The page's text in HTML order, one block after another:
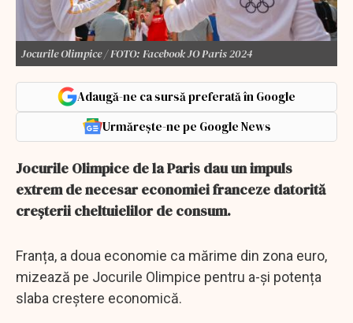
Jocurile Olimpice / FOTO: Facebook JO Paris 2024
Adaugă-ne ca sursă preferată în Google
Urmărește-ne pe Google News
Jocurile Olimpice de la Paris dau un impuls
extrem de necesar economiei franceze datorită
creșterii cheltuielilor de consum.
Franța, a doua economie ca mărime din zona euro,
mizează pe Jocurile Olimpice pentru a-și potența
slaba creștere economică.